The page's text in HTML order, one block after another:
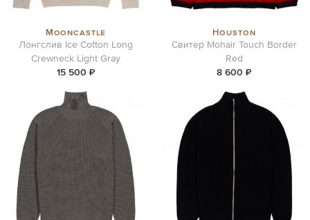
Mooncastle
Лонгслив Ice Cotton Long
Crewneck Light Gray
15 500 ₽
Houston
Свитер Mohair Touch Border
Red
8 600 ₽